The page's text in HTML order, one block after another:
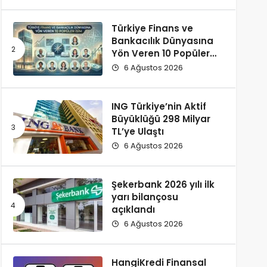
Türkiye Finans ve
Bankacılık Dünyasına
Yön Veren 10 Popüler
İsim6 Ağustos 2026
ING Türkiye’nin Aktif
Büyüklüğü 298 Milyar
TL’ye Ulaştı
6 Ağustos 2026
Şekerbank 2026 yılı ilk
yarı bilançosu
açıklandı
6 Ağustos 2026
HangiKredi Finansal